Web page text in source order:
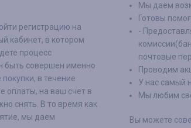
регистрацию на
кабинет, в котором
процесс
быть совершен именно
в течение
оплаты, на ваш счет в
снять. В то время как
мы даем
Мы даем
Готовы
-
почтовые
Проводим
У нас самый
Мы любим
Вы можете